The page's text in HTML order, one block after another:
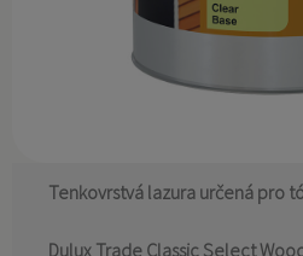
Tenkovrstvá lazura určená pro
Dulux Trade Classic Select